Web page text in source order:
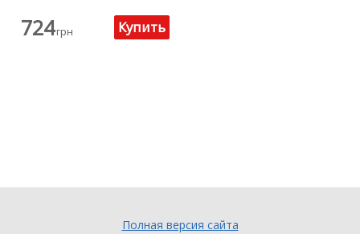
724грн
Полная версия сайта